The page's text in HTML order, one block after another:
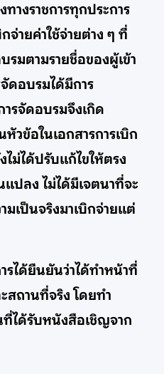
างราชการทุกประการ
จ่ายค่าใช้จ่ายต่าง ๆ ที่
รมตามรายชื่อของผู้เข้า
ดอบรมได้มีการ
รจัดอบรมจึงเกิด
วข้อในเอกสารการเบิก
ม่ได้ปรับแก้ไขให้ตรง
ปลง ไม่ได้มีเจตนาที่จะ
มเป็นจริงมาเบิกจ่ายแต่
รได้ยืนยันว่าได้ทำหน้าที่
สถานที่จริง โดยทำ
ได้รับหนังสือเชิญจาก